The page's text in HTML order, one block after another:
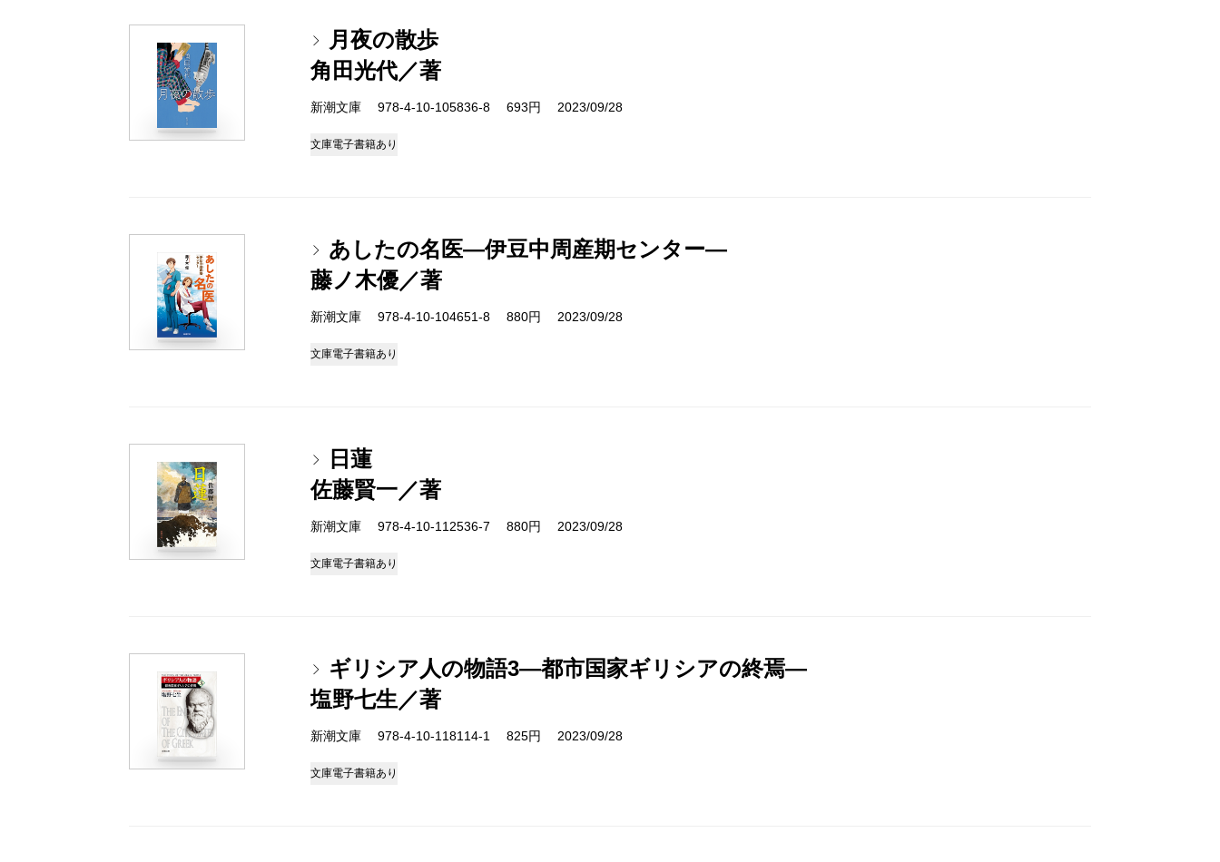
月夜の散歩
角田光代／著
新潮文庫 978-4-10-105836-8 693円 2023/09/28
文庫電子書籍あり
あしたの名医―伊豆中周産期センター―
藤ノ木優／著
新潮文庫 978-4-10-104651-8 880円 2023/09/28
文庫電子書籍あり
日蓮
佐藤賢一／著
新潮文庫 978-4-10-112536-7 880円 2023/09/28
文庫電子書籍あり
ギリシア人の物語3―都市国家ギリシアの終焉―
塩野七生／著
新潮文庫 978-4-10-118114-1 825円 2023/09/28
文庫電子書籍あり